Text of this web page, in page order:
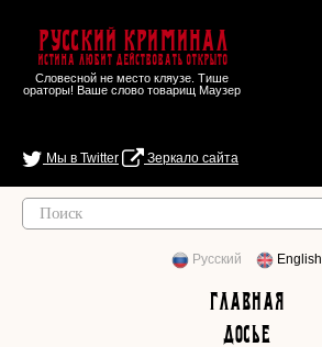
Русский Криминал
Истина любит действовать открыто
Словесной не место кляузе. Тише
ораторы! Ваше слово товарищ Маузер
Мы в Twitter Зеркало сайта
Русский English
Главная
Досье